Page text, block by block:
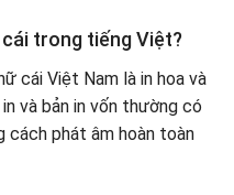
trong tiếng Việt?
cái Việt Nam là in hoa và
và bản in vốn thường có
cách phát âm hoàn toàn